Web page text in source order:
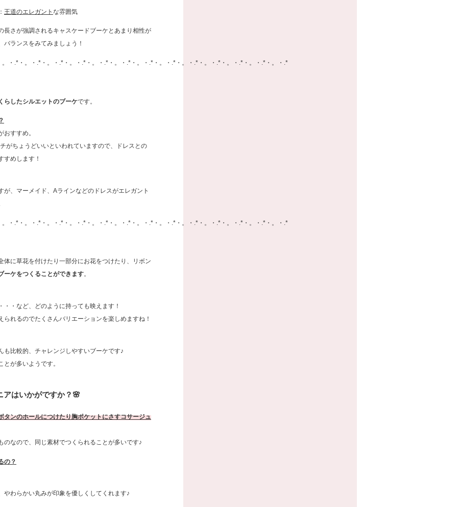
王道のエレガント な雰囲気
長さが強調されるキャスケードブーケとあまり相性が
バランスをみてみましょう！
。・.*・。・.*・。・.*・。・.*・。・.*・。・.*・。・.*・。・.*・。・.*・。・.*・。・.*・。・.*・。・.*
らしたシルエットのブーケです。
すすめ。
がちょうどいいといわれていますので、ドレスとの
すめします！
が、マーメイド、Aラインなどのドレスがエレガント
。・.*・。・.*・。・.*・。・.*・。・.*・。・.*・。・.*・。・.*・。・.*・。・.*・。・.*・。・.*・。・.*
体に草花を付けたり一部分にお花をつけたり、リボン
ーケをつくることができます。
・・など、どのように持っても映えます！
られるのでたくさんバリエーションを楽しめますね！
も比較的、チャレンジしやすいブーケです♪
が多いようです。
アはいかがですか？🌸
タンのホールにつけたり胸ポケットにさすコサージュ
のなので、同じ素材でつくられることが多いです♪
の？
やわらかい丸みが印象を優しくしてくれます♪